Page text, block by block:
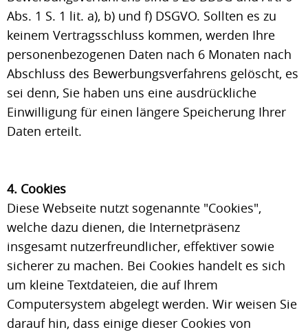
Abs. 1 S. 1 lit. a), b) und f) DSGVO. Sollten es zu
keinem Vertragsschluss kommen, werden Ihre
personenbezogenen Daten nach 6 Monaten nach
Abschluss des Bewerbungsverfahrens gelöscht, es
sei denn, Sie haben uns eine ausdrückliche
Einwilligung für einen längere Speicherung Ihrer
Daten erteilt.
4. Cookies
Diese Webseite nutzt sogenannte "Cookies",
welche dazu dienen, die Internetpräsenz
insgesamt nutzerfreundlicher, effektiver sowie
sicherer zu machen. Bei Cookies handelt es sich
um kleine Textdateien, die auf Ihrem
Computersystem abgelegt werden. Wir weisen Sie
darauf hin, dass einige dieser Cookies von